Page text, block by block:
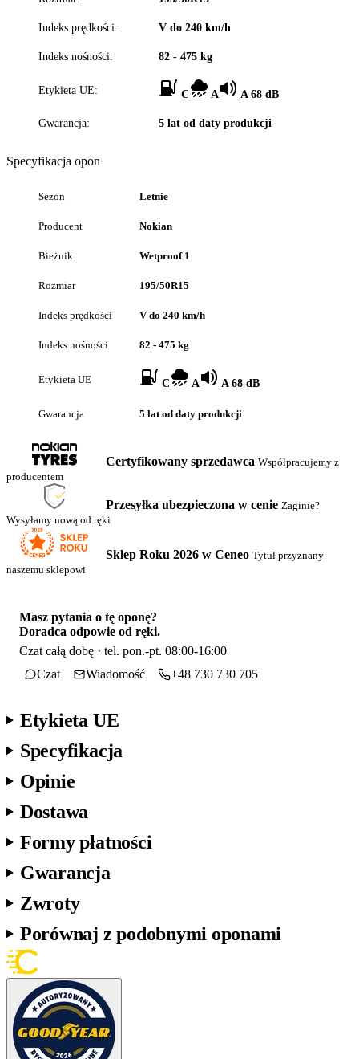
Indeks prędkości: V do 240 km/h
Indeks nośności: 82 - 475 kg
Etykieta UE: C A A 68 dB
Gwarancja: 5 lat od daty produkcji
Specyfikacja opon
Sezon Letnie
Producent Nokian
Bieżnik Wetproof 1
Rozmiar 195/50R15
Indeks prędkości V do 240 km/h
Indeks nośności 82 - 475 kg
Etykieta UE C A A 68 dB
Gwarancja 5 lat od daty produkcji
Certyfikowany sprzedawca Współpracujemy z
producentem
Przesyłka ubezpieczona w cenie Zaginie?
Wysyłamy nową od ręki
Sklep Roku 2026 w Ceneo Tytuł przyznany
naszemu sklepowi
Masz pytania o tę oponę?
Doradca odpowie od ręki.
Czat całą dobę · tel. pon.-pt. 08:00-16:00
Czat
Wiadomość +48 730 730 705
Etykieta UE
Specyfikacja
Opinie
Dostawa
Formy płatności
Gwarancja
Zwroty
Porównaj z podobnymi oponami